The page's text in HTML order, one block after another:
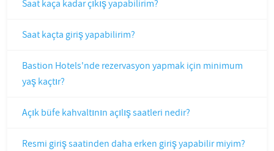
Saat kaça kadar çıkış yapabilirim?
Saat kaçta giriş yapabilirim?
Bastion Hotels'nde rezervasyon yapmak için minimum
yaş kaçtır?
Açık büfe kahvaltının açılış saatleri nedir?
Resmi giriş saatinden daha erken giriş yapabilir miyim?